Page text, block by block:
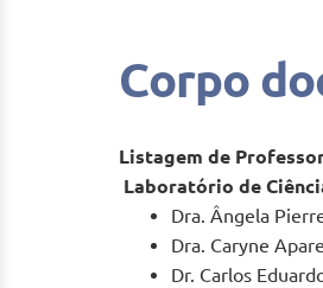
Corpo
Listagem de
Laboratório de
Dra. Ângela
Dra. Caryne
Dr. Carlos